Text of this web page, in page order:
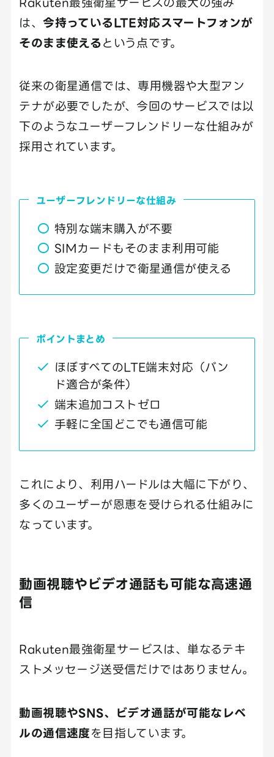
は、今持っているLTE対応スマートフォンが
そのまま使えるという点です。
従来の衛星通信では、専用機器や大型アン
テナが必要でしたが、今回のサービスでは以
下のようなユーザーフレンドリーな仕組みが
採用されています。
ユーザーフレンドリーな仕組み
特別な端末購入が不要
SIMカードもそのまま利用可能
設定変更だけで衛星通信が使える
ポイントまとめ
ほぼすべてのLTE端末対応（バン
ド適合が条件）
端末追加コストゼロ
手軽に全国どこでも通信可能
これにより、利用ハードルは大幅に下がり、
多くのユーザーが恩恵を受けられる仕組みに
なっています。
動画視聴やビデオ通話も可能な高速通
信
Rakuten最強衛星サービスは、単なるテキ
ストメッセージ送受信だけではありません。
動画視聴やSNS、ビデオ通話が可能なレベ
ルの通信速度を目指しています。